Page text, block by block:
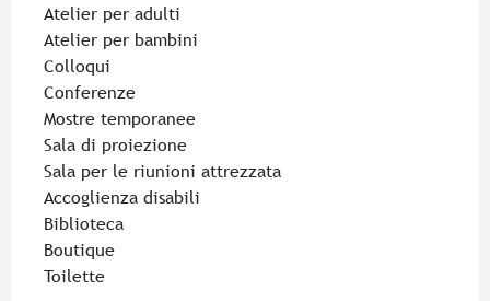
Atelier per adulti
Atelier per bambini
Colloqui
Conferenze
Mostre temporanee
Sala di proiezione
Sala per le riunioni attrezzata
Accoglienza disabili
Biblioteca
Boutique
Toilette